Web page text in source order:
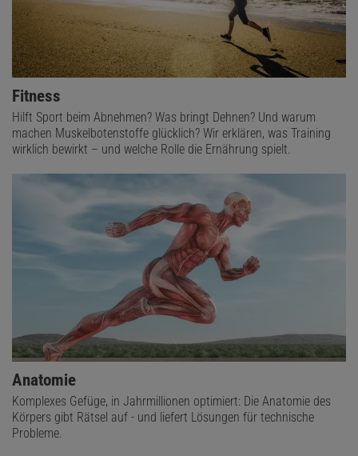
Fitness
Hilft Sport beim Abnehmen? Was bringt Dehnen? Und warum
machen Muskelbotenstoffe glücklich? Wir erklären, was Training
wirklich bewirkt – und welche Rolle die Ernährung spielt.
Anatomie
Komplexes Gefüge, in Jahrmillionen optimiert: Die Anatomie des
Körpers gibt Rätsel auf - und liefert Lösungen für technische
Probleme.